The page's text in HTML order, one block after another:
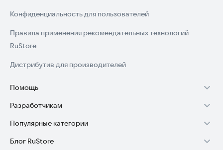
Конфиденциальность для пользователей
Правила применения рекомендательных технологий
RuStore
Дистрибутив для производителей
Помощь
Установка RuStore на TV
Установка RuStore на телефон
Установка RuStore в машину
Разработчикам
Зарабатывать с RuStore
Стать разработчиком
Популярные категории
Игры для Android
Блог RuStore